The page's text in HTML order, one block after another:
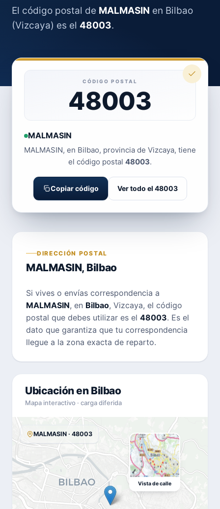
El código postal de MALMASIN en Bilbao
(Vizcaya) es el 48003.
CÓDIGO POSTAL
48003
MALMASIN
MALMASIN, en Bilbao, provincia de Vizcaya, tiene
el código postal 48003.
Copiar código Ver todo el 48003
DIRECCIÓN POSTAL
MALMASIN, Bilbao
Si vives o envías correspondencia a
MALMASIN, en Bilbao, Vizcaya, el código
postal que debes utilizar es el 48003. Es el
dato que garantiza que tu correspondencia
llegue a la zona exacta de reparto.
Ubicación en Bilbao
Mapa interactivo · carga diferida
MALMASIN · 48003
Vista de calle